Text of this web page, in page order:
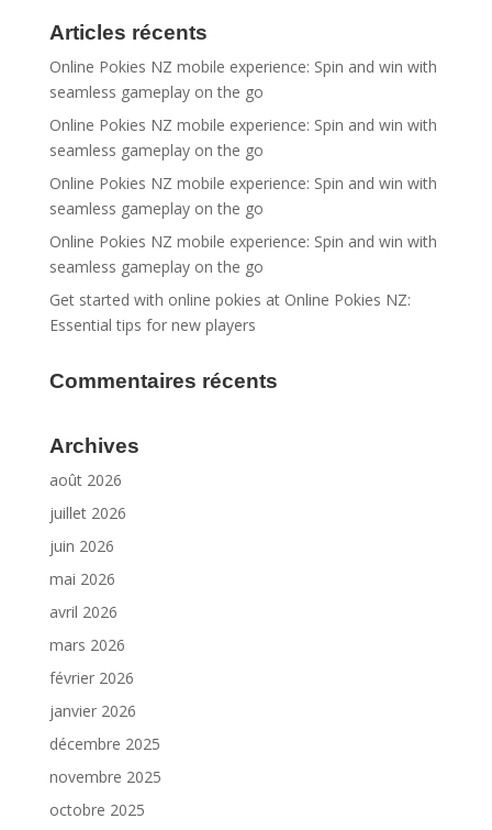
Articles récents
Online Pokies NZ mobile experience: Spin and win with
seamless gameplay on the go
Online Pokies NZ mobile experience: Spin and win with
seamless gameplay on the go
Online Pokies NZ mobile experience: Spin and win with
seamless gameplay on the go
Online Pokies NZ mobile experience: Spin and win with
seamless gameplay on the go
Get started with online pokies at Online Pokies NZ:
Essential tips for new players
Commentaires récents
Archives
août 2026
juillet 2026
juin 2026
mai 2026
avril 2026
mars 2026
février 2026
janvier 2026
décembre 2025
novembre 2025
octobre 2025